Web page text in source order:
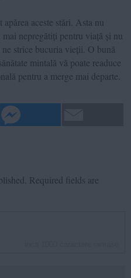
aceste stări. Asta nu
nepregătiți pentru viață și nu
ne strice bucuria vieții. O bună
mintală vă poate readuce
pentru a merge mai departe.
Required fields are